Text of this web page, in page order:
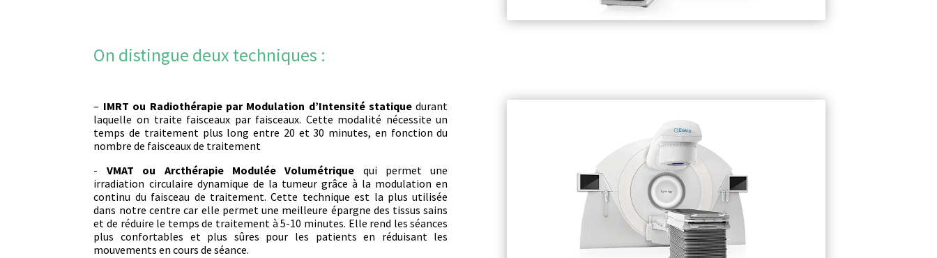
On distingue deux techniques :
– IMRT ou Radiothérapie par Modulation d’Intensité statique durant
laquelle on traite faisceaux par faisceaux. Cette modalité nécessite un
temps de traitement plus long entre 20 et 30 minutes, en fonction du
nombre de faisceaux de traitement
​- VMAT ou Arcthérapie Modulée Volumétrique qui permet une
irradiation circulaire dynamique de la tumeur grâce à la modulation en
continu du faisceau de traitement. Cette technique est la plus utilisée
dans notre centre car elle permet une meilleure épargne des tissus sains
et de réduire le temps de traitement à 5-10 minutes. Elle rend les séances
plus confortables et plus sûres pour les patients en réduisant les
mouvements en cours de séance.